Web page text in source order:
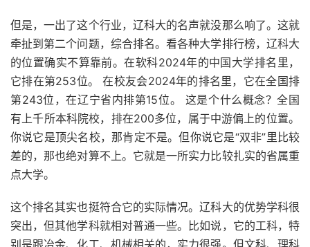
但是，一出了这个行业，辽科大的名声就没那么响了。这就
牵扯到第二个问题，综合排名。看各种大学排行榜，辽科大
的位置确实不算靠前。在软科2024年的中国大学排名里，
它排在第253位。 在校友会2024年的排名里，它在全国排
第243位，在辽宁省内排第15位。 这是个什么概念？全国
有上千所本科院校，排在200多位，属于中游偏上的位置。
你说它是顶尖名校，那肯定不是。但你说它是“双非”里比较
差的，那也绝对算不上。它就是一所实力比较扎实的省属重
点大学。
这个排名其实也挺符合它的实际情况。辽科大的优势学科很
突出，但其他学科就相对普通一些。比如说，它的工科，特
别是跟冶金、化工、机械相关的，实力很强。但文科、理科